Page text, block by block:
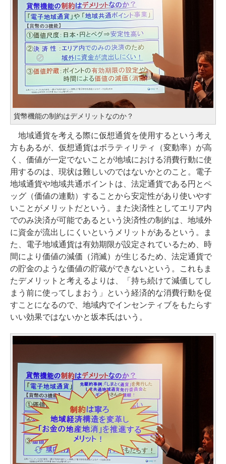
貨幣機能の制約はデメリットなのか？
地域通貨を考える際に仮想通貨を使用するという考え
方もあるが、仮想通貨はボラティリティ（変動率）が高
く、価値が一定でないことが地域における消費行動に使
用するのは、現状は難しいのではないかとのこと。電子
地域通貨や地域共通ポイントは、法定通貨である円とペ
ッグ（価値の連動）することから安定性があり使いやす
いことがメリットだという。また決済性としてエリア内
でのみ決済が可能であるという決済性の制約は、地域外
に資金が流出しにくいというメリットがあるという。ま
た、電子地域通貨は有効期限が設定されているため、時
間により価値の減価（消滅）が生じるため、法定通貨で
の貯金のような価値の貯蔵ができないという。これもま
たデメリットと考えるよりは、「持ち続けて減価してし
まう前に使ってしまおう」という経済的な消費行動を促
すことになるので、地域内でインセンティブをもたらす
いい効果ではないかと坂本氏はいう。